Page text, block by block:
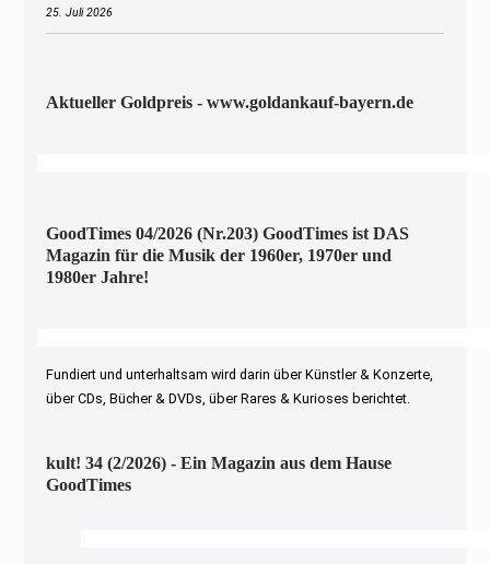
25. Juli 2026
Aktueller Goldpreis - www.goldankauf-bayern.de
GoodTimes 04/2026 (Nr.203) GoodTimes ist DAS
Magazin für die Musik der 1960er, 1970er und
1980er Jahre!
Fundiert und unterhaltsam wird darin über Künstler & Konzerte,
über CDs, Bücher & DVDs, über Rares & Kurioses berichtet.
kult! 34 (2/2026) - Ein Magazin aus dem Hause
GoodTimes